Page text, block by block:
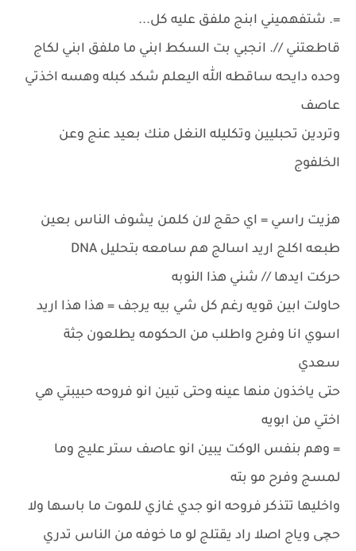
=. شتفهميني ابنج ملفق عليه كل...
قاطعتني //. انجبي بت السكط ابني ما ملفق ابني لكاج
وحده دايحه ساقطه الله اليعلم شكد كبله وهسه اخذتي
عاصف
وتردين تحبليين وتكليله النغل منك بعيد عنج وعن
الخلفوج
هزيت راسي = اي حقج لان كلمن يشوف الناس بعين
طبعه اكلج اريد اسالج هم سامعه بتحليل DNA
حركت ايدها // شني هذا النوبه
حاولت ابين قويه رغم كل شي بيه يرجف = هذا هذا اريد
اسوي انا وفرح واطلب من الحكومه يطلعون جثة
سعدي
حتى ياخذون منها عينه وحتى تبين انو فروحه حبيبتي هي
اختي من ابويه
= وهم بنفس الوكت يبين انو عاصف ستر عليج وما
لمسج وفرح مو بته
واخليها تتذكر فروحه انو جدي غازي للموت ما باسها ولا
حچى وياج اصلا راد يقتلج لو ما خوفه من الناس تدري